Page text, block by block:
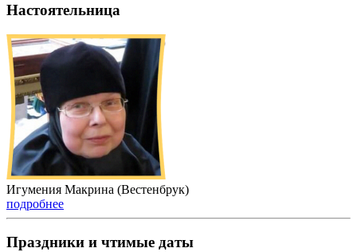
Настоятельница
Игумения Макрина (Вестенбрук)
подробнее
Праздники и чтимые даты